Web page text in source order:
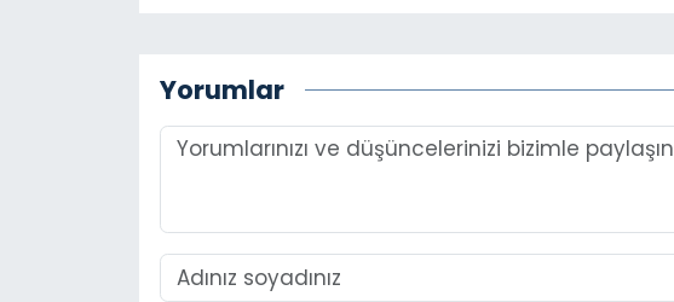
Yorumlar